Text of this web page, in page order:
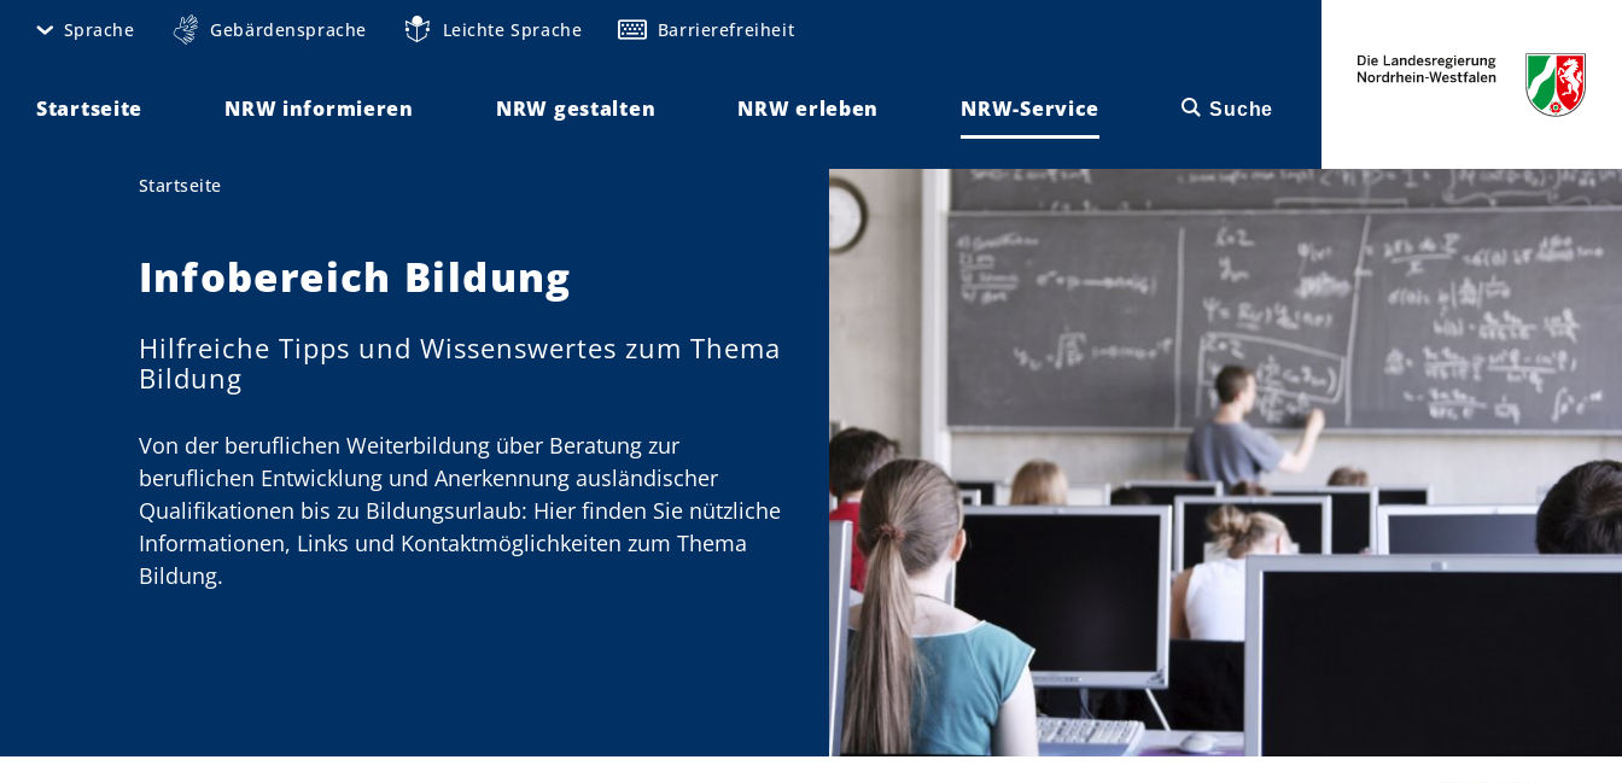
Sprache Gebärdensprache Leichte Sprache Barrierefreiheit
Startseite NRW informieren NRW gestalten NRW erleben NRW-Service Suche
Sie sind hier:
Startseite
Infobereich Bildung
Hilfreiche Tipps und Wissenswertes zum Thema
Bildung
Von der beruflichen Weiterbildung über Beratung zur
beruflichen Entwicklung und Anerkennung ausländischer
Qualifikationen bis zu Bildungsurlaub: Hier finden Sie nützliche
Informationen, Links und Kontaktmöglichkeiten zum Thema
Bildung.